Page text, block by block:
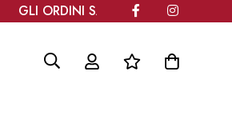
GLI ORDINI SARANNO SPEDITI A